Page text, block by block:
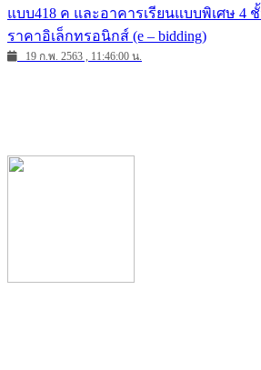
แบบ418 ค และอาคารเรียนแบบพิเศษ 4
ราคาอิเล็กทรอนิกส์ (e – bidding)
19 ก.พ. 2563 , 11:46:00 น.